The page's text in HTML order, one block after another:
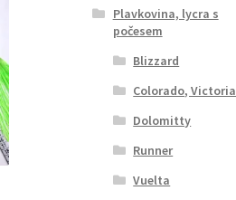
Plavkovina, lycra s
počesem
Blizzard
Colorado, Victoria
Dolomitty
Runner
Vuelta